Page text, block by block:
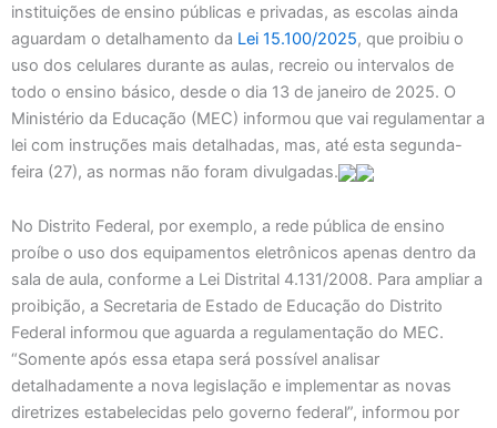
instituições de ensino públicas e privadas, as escolas ainda
aguardam o detalhamento da Lei 15.100/2025, que proibiu o
uso dos celulares durante as aulas, recreio ou intervalos de
todo o ensino básico, desde o dia 13 de janeiro de 2025. O
Ministério da Educação (MEC) informou que vai regulamentar a
lei com instruções mais detalhadas, mas, até esta segunda-
feira (27), as normas não foram divulgadas.
No Distrito Federal, por exemplo, a rede pública de ensino
proíbe o uso dos equipamentos eletrônicos apenas dentro da
sala de aula, conforme a Lei Distrital 4.131/2008. Para ampliar a
proibição, a Secretaria de Estado de Educação do Distrito
Federal informou que aguarda a regulamentação do MEC.
“Somente após essa etapa será possível analisar
detalhadamente a nova legislação e implementar as novas
diretrizes estabelecidas pelo governo federal”, informou por